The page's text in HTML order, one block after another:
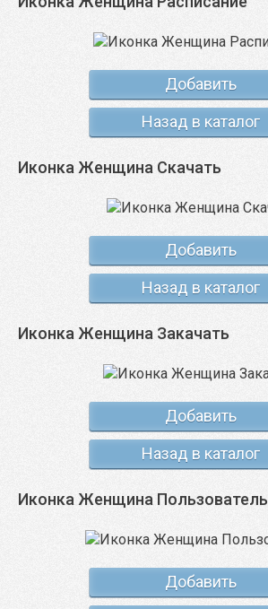
Добавить
Назад в каталог
Иконка Женщина Скачать
Добавить
Назад в каталог
Иконка Женщина Закачать
Добавить
Назад в каталог
Иконка Женщина Пользователь
Добавить